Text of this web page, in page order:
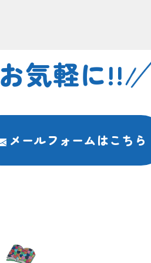
お気軽に!!
メールフォームはこちら